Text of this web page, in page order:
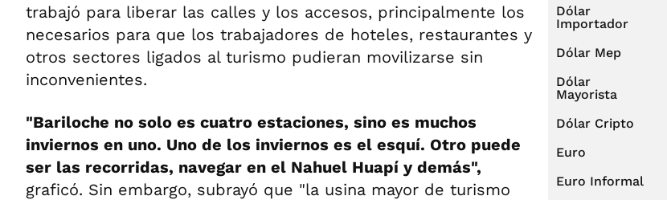
trabajó para liberar las calles y los accesos, principalmente los
necesarios para que los trabajadores de hoteles, restaurantes y
otros sectores ligados al turismo pudieran movilizarse sin
inconvenientes.
"Bariloche no solo es cuatro estaciones, sino es muchos
inviernos en uno. Uno de los inviernos es el esquí. Otro puede
ser las recorridas, navegar en el Nahuel Huapí y demás",
graficó. Sin embargo, subrayó que "la usina mayor de turismo
Dólar
Importador
Dólar Mep
Dólar
Mayorista
Dólar Cripto
Euro
Euro Informal